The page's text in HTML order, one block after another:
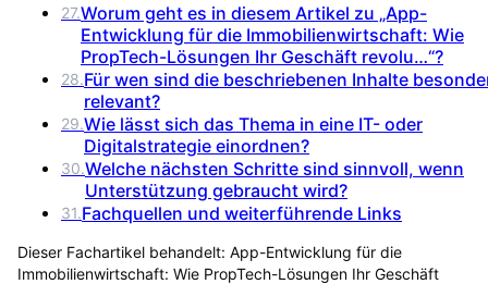
27.Worum geht es in diesem Artikel zu „App-
Entwicklung für die Immobilienwirtschaft: Wie
PropTech-Lösungen Ihr Geschäft revolu…“?
28.Für wen sind die beschriebenen Inhalte
relevant?
29.Wie lässt sich das Thema in eine IT- oder
Digitalstrategie einordnen?
30.Welche nächsten Schritte sind sinnvoll, wenn
Unterstützung gebraucht wird?
31.Fachquellen und weiterführende Links
Dieser Fachartikel behandelt: App-Entwicklung für die
Immobilienwirtschaft: Wie PropTech-Lösungen Ihr Geschäft